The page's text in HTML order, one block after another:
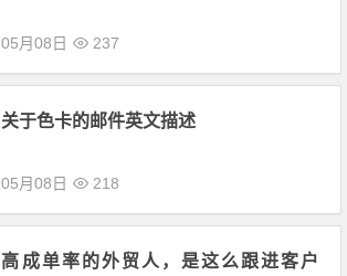
05月08日 237
关于色卡的邮件英文描述
05月08日 218
高成单率的外贸人，是这么跟进客户